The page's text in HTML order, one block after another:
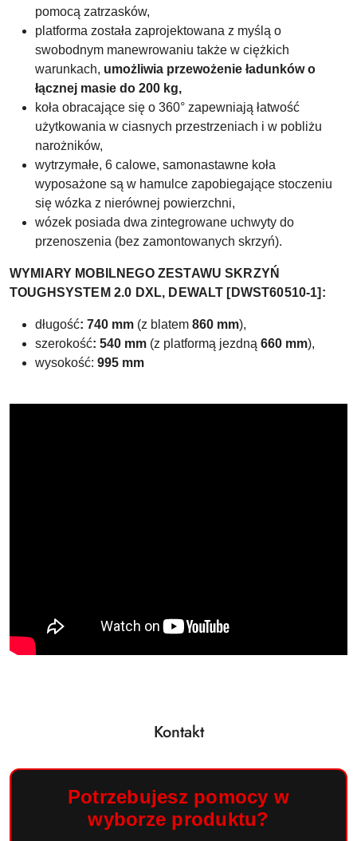
pomocą zatrzasków,
platforma została zaprojektowana z myślą o
swobodnym manewrowaniu także w ciężkich
warunkach, umożliwia przewożenie ładunków o
łącznej masie do 200 kg,
koła obracające się o 360° zapewniają łatwość
użytkowania w ciasnych przestrzeniach i w pobliżu
narożników,
wytrzymałe, 6 calowe, samonastawne koła
wyposażone są w hamulce zapobiegające stoczeniu
się wózka z nierównej powierzchni,
wózek posiada dwa zintegrowane uchwyty do
przenoszenia (bez zamontowanych skrzyń).
WYMIARY MOBILNEGO ZESTAWU SKRZYŃ
TOUGHSYSTEM 2.0 DXL, DEWALT [DWST60510-1]:
długość: 740 mm (z blatem 860 mm),
szerokość: 540 mm (z platformą jezdną 660 mm),
wysokość: 995 mm
Kontakt
Potrzebujesz pomocy w
wyborze produktu?